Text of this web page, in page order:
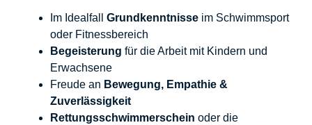
Im Idealfall Grundkenntnisse im Schwimmsport
oder Fitnessbereich
Begeisterung für die Arbeit mit Kindern und
Erwachsene
Freude an Bewegung, Empathie &
Zuverlässigkeit
Rettungsschwimmerschein oder die